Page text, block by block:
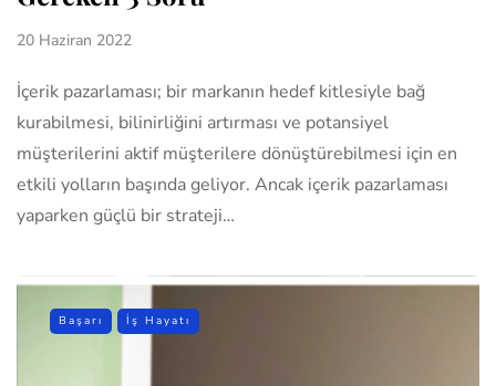
20 Haziran 2022
İçerik pazarlaması; bir markanın hedef kitlesiyle bağ
kurabilmesi, bilinirliğini artırması ve potansiyel
müşterilerini aktif müşterilere dönüştürebilmesi için en
etkili yolların başında geliyor. Ancak içerik pazarlaması
yaparken güçlü bir strateji…
Başarı İş Hayatı